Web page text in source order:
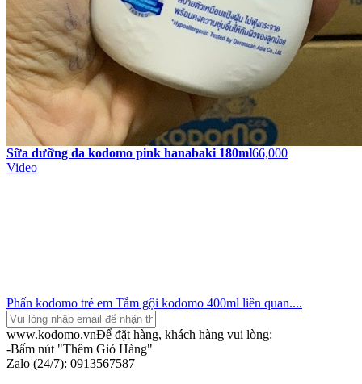
Sữa dưỡng da kodomo pink hanabaki 180ml66,000
Video
Phấn kodomo trẻ em Tắm gội kodomo 400ml liên quan....
www.kodomo.vnĐể đặt hàng, khách hàng vui lòng:
-Bấm nút "Thêm Giỏ Hàng"
Zalo (24/7): 0913567587